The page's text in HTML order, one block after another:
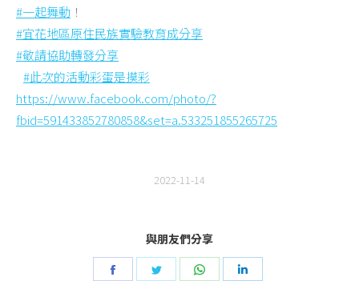
#一起舞動 ！
#宜花地區原住民族實驗教育成分享
#敬請協助轉發分享
#此次的活動彩蛋是摸彩
https://www.facebook.com/photo/?
fbid=591433852780858&set=a.533251855265725
2022-11-14
與朋友們分享
Share
Share
Share